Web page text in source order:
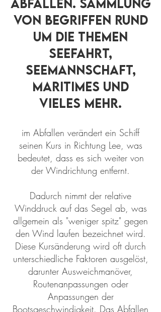
Abfallen. Sammlung
von Begriffen rund
um die Themen
Seefahrt,
Seemannschaft,
Maritimes und
vieles mehr.
im Abfallen verändert ein Schiff
seinen Kurs in Richtung Lee, was
bedeutet, dass es sich weiter von
der Windrichtung entfernt.
Dadurch nimmt der relative
Winddruck auf das Segel ab, was
allgemein als "weniger spitz" gegen
den Wind laufen bezeichnet wird.
Diese Kursänderung wird oft durch
unterschiedliche Faktoren ausgelöst,
darunter Ausweichmanöver,
Routenanpassungen oder
Anpassungen der
Bootsgeschwindigkeit. Das Abfallen